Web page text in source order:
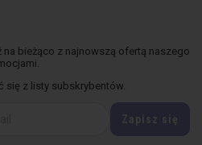
bieżąco z najnowszą ofertą naszego
się z listy subskrybentów.